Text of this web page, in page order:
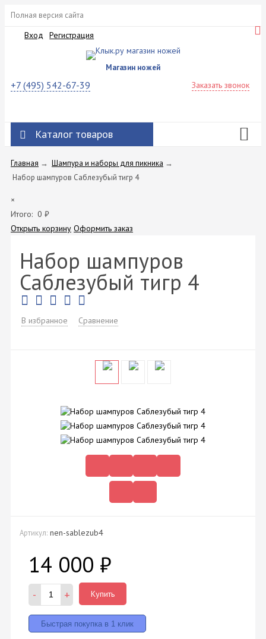
Полная версия сайта
Вход Регистрация
Магазин ножей
+7 (495) 542-67-39 Заказать звонок
Каталог товаров
Главная → Шампура и наборы для пикника →
Набор шампуров Саблезубый тигр 4
×
Итого: 0 ₽
Открыть корзину Оформить заказ
Набор шампуров
Саблезубый тигр 4
В избранное Сравнение
Артикул: nen-sablezub4
14 000 ₽
- + Купить